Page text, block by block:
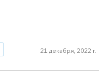
21 декабря, 2022 г.